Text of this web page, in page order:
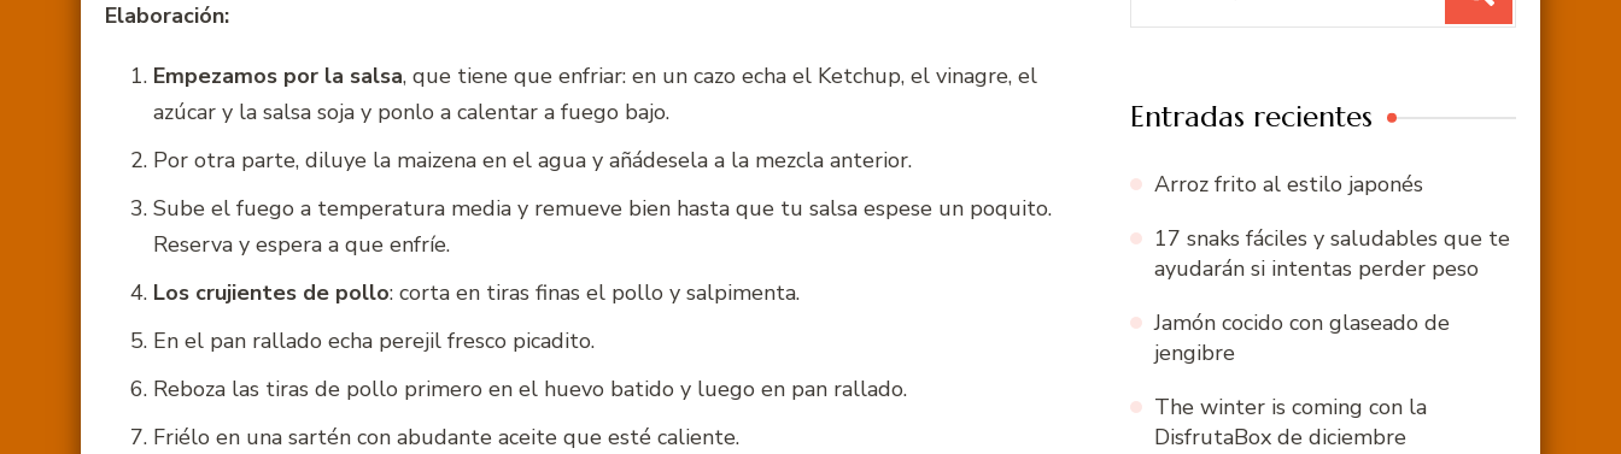
Elaboración:
Empezamos por la salsa, que tiene que enfriar: en un cazo echa el Ketchup, el vinagre, el
azúcar y la salsa soja y ponlo a calentar a fuego bajo.
Por otra parte, diluye la maizena en el agua y añádesela a la mezcla anterior.
Sube el fuego a temperatura media y remueve bien hasta que tu salsa espese un poquito.
Reserva y espera a que enfríe.
Los crujientes de pollo: corta en tiras finas el pollo y salpimenta.
En el pan rallado echa perejil fresco picadito.
Reboza las tiras de pollo primero en el huevo batido y luego en pan rallado.
Friélo en una sartén con abudante aceite que esté caliente.
Entradas recientes
Arroz frito al estilo japonés
17 snaks fáciles y saludables que te
ayudarán si intentas perder peso
Jamón cocido con glaseado de
jengibre
The winter is coming con la
DisfrutaBox de diciembre